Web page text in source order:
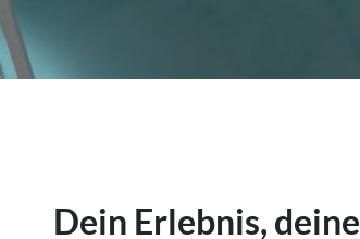
Dein Erlebnis, deine